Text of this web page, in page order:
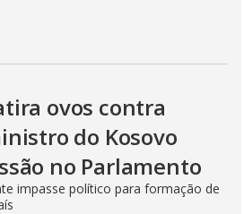
ovos contra
do Kosovo
no Parlamento
impasse político para formação de